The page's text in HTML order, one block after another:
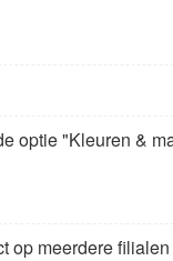
optie "Kleuren &
op meerdere filialen